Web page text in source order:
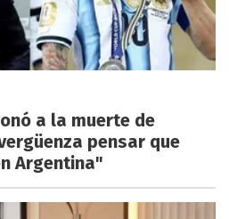
a la muerte de
pensar que
Argentina"